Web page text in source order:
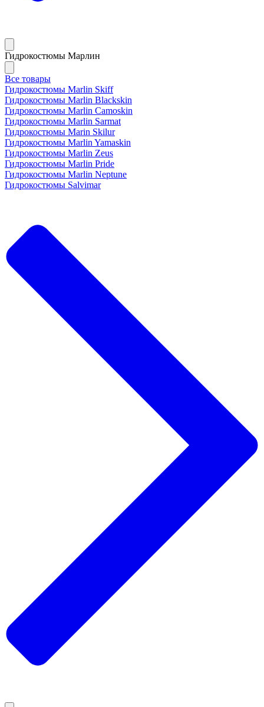
Гидрокостюмы Марлин
Все товары
Гидрокостюмы Marlin Skiff
Гидрокостюмы Marlin Blackskin
Гидрокостюмы Marlin Camoskin
Гидрокостюмы Marlin Sarmat
Гидрокостюмы Marin Skilur
Гидрокостюмы Marlin Yamaskin
Гидрокостюмы Marlin Zeus
Гидрокостюмы Marlin Pride
Гидрокостюмы Marlin Neptune
Гидрокостюмы Salvimar